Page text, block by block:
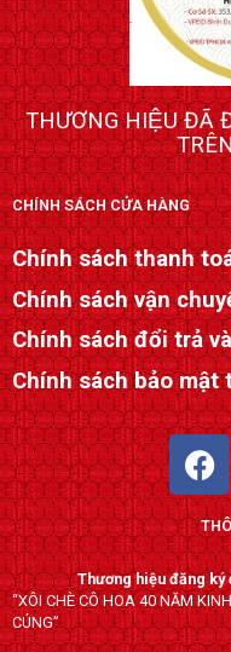
THƯƠNG HIỆU ĐÃ
CHÍNH SÁCH CỬA HÀNG
Chính sách thanh
Chính sách vận
Chính sách đổi trả
Chính sách bảo
F
a
c
e
b
o
o
Thương hiệu đăng ký
“XÔI CHÈ CÔ HOA 40 NĂM
CÚNG”